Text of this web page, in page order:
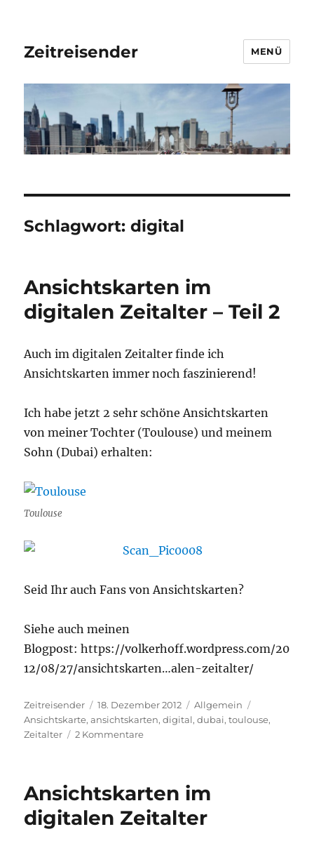
Zeitreisender MENÜ
Schlagwort:digital
Ansichtskarten im
digitalen Zeitalter – Teil 2
Auch im digitalen Zeitalter finde ich
Ansichtskarten immer noch faszinierend!
Ich habe jetzt 2 sehr schöne Ansichtskarten
von meiner Tochter (Toulouse) und meinem
Sohn (Dubai) erhalten:
Toulouse
Seid Ihr auch Fans von Ansichtskarten?
Siehe auch meinen
Blogpost: https://volkerhoff.wordpress.com/20
12/08/27/ansichtskarten…alen-zeitalter/
Autor
Zeitreisender
Veröffentlicht
am
18. Dezember 2012 Kategorien
Allgemein
Ansichtskarte,ansichtskarten,digital,dubai,toulouse,
Zeitalter
2 Kommentarezu
Zeitalter
–
Teil
Ansichtskarten im
digitalen Zeitalter